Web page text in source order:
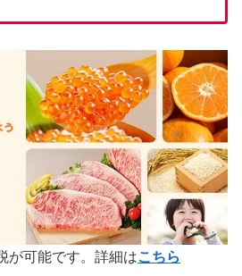
が可能です。詳細はこちら